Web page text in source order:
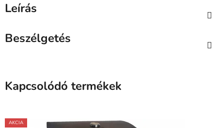
Leírás
Beszélgetés
Kapcsolódó termékek
AKCIA